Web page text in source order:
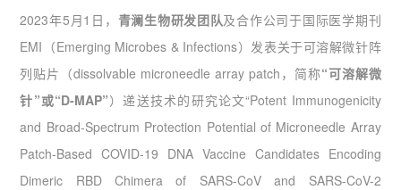
2023年5月1日， 青澜生物研发团队及合作公司于国际医学期刊
EMI（Emerging Microbes & Infections）发表关于可溶解微针阵
列贴片（dissolvable microneedle array patch，简称“可溶解微
针”或“D-MAP”）递送技术的研究论文“Potent Immunogenicity
and Broad-Spectrum Protection Potential of Microneedle Array
Patch-Based COVID-19 DNA Vaccine Candidates Encoding
Dimeric RBD Chimera of SARS-CoV and SARS-CoV-2